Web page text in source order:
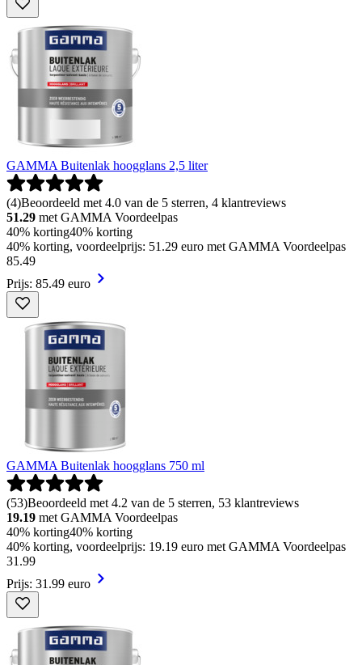
GAMMA Buitenlak hoogglans 2,5 liter
(4)Beoordeeld met 4.0 van de 5 sterren, 4 klantreviews
51.29 met GAMMA Voordeelpas
40% korting40% korting
40% korting, voordeelprijs: 51.29 euro met GAMMA Voordeelpas
85.49
Prijs: 85.49 euro
GAMMA Buitenlak hoogglans 750 ml
(53)Beoordeeld met 4.2 van de 5 sterren, 53 klantreviews
19.19 met GAMMA Voordeelpas
40% korting40% korting
40% korting, voordeelprijs: 19.19 euro met GAMMA Voordeelpas
31.99
Prijs: 31.99 euro